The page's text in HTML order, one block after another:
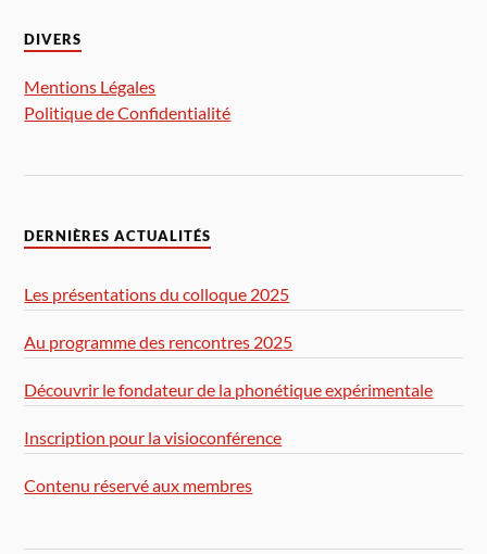
DIVERS
Mentions Légales
Politique de Confidentialité
DERNIÈRES ACTUALITÉS
Les présentations du colloque 2025
Au programme des rencontres 2025
Découvrir le fondateur de la phonétique expérimentale
Inscription pour la visioconférence
Contenu réservé aux membres